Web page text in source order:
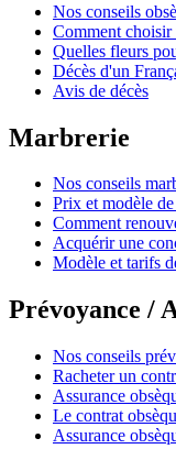
Nos conseils
Comment choisir
Quelles fleurs
Décès d'un
Avis de décès
Marbrerie
Nos conseils
Prix et modèle
Comment
Acquérir une
Modèle et tarifs
Prévoyance /
Nos conseils
Racheter un
Assurance
Le contrat
Assurance